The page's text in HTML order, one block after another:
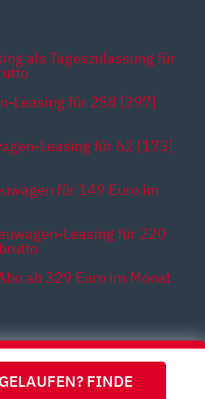
FINDE
als Tageszulassung für
Leasing für 258 [397]
Leasing für 62 [173]
für 149 Euro im
Leasing für 220
ab 329 Euro im Monat